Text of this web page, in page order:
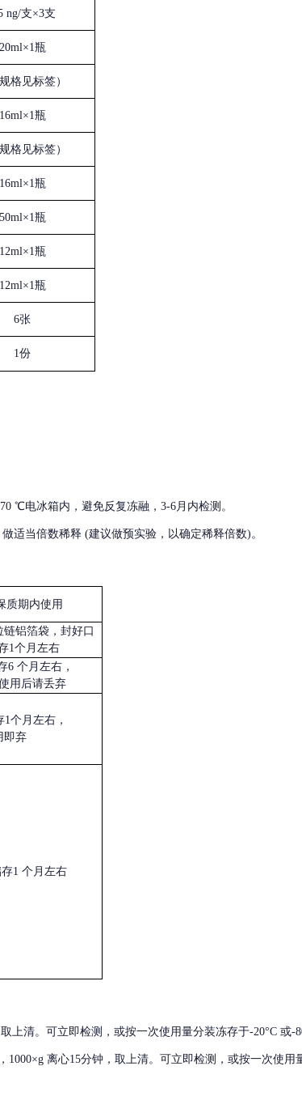
ng/支×3支
20ml×1瓶
格见标签）
16ml×1瓶
格见标签）
16ml×1瓶
50ml×1瓶
12ml×1瓶
12ml×1瓶
6张
1份
℃电冰箱内，避免反复冻融，3-6月内检测。
做适当倍数稀释 (建议做预实验，以确定稀释倍数)。
质期内使用
铝箔袋，封好口
1个月左右
6 个月左右，
用后请丢弃
个月左右，
即弃
1 个月左右
上清。可立即检测，或按一次使用量分装冻存于-20°C 或-
1000×g 离心15分钟，取上清。可立即检测，或按一次使用